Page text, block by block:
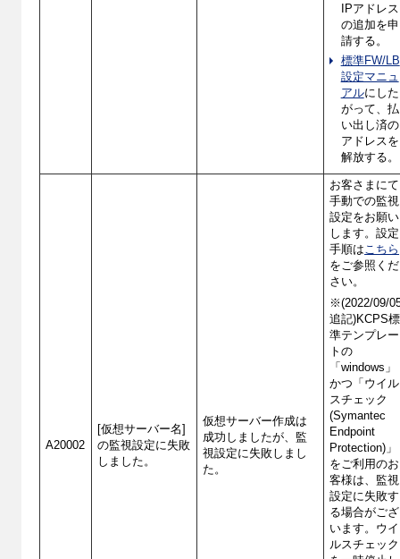
IPアドレス
の追加を申
請する。
標準FW/LB
設定マニュ
アルにした
がって、払
い出し済の
アドレスを
解放する。
A20002
[仮想サーバー名]
の監視設定に失敗
しました。
仮想サーバー作成は
成功しましたが、監
視設定に失敗しまし
た。
お客さまにて
手動での監視
設定をお願い
します。設定
手順は こちら
をご参照くだ
さい。
※(2022/09/
追記)KCPS標
準テンプレー
トの
「windows」
かつ「ウイル
スチェック
(Symantec
Endpoint
Protection)」
をご利用のお
客様は、監視
設定に失敗す
る場合がござ
います。ウイ
ルスチェック